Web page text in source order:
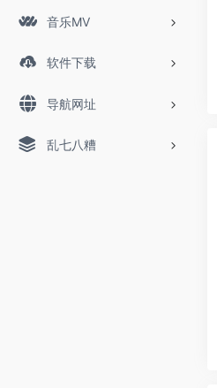
音乐MV
软件下载
导航网址
乱七八糟